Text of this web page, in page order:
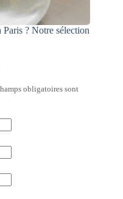
? Notre sélection
obligatoires sont